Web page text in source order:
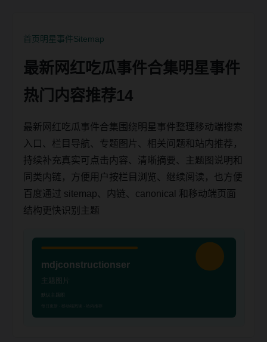
首页明星事件Sitemap
最新网红吃瓜事件合集明星事件
热门内容推荐14
最新网红吃瓜事件合集围绕明星事件整理移动端搜索
入口、栏目导航、专题图片、相关问题和站内推荐，
持续补充真实可点击内容、清晰摘要、主题图说明和
同类内链，方便用户按栏目浏览、继续阅读，也方便
百度通过 sitemap、内链、canonical 和移动端页面
结构更快识别主题